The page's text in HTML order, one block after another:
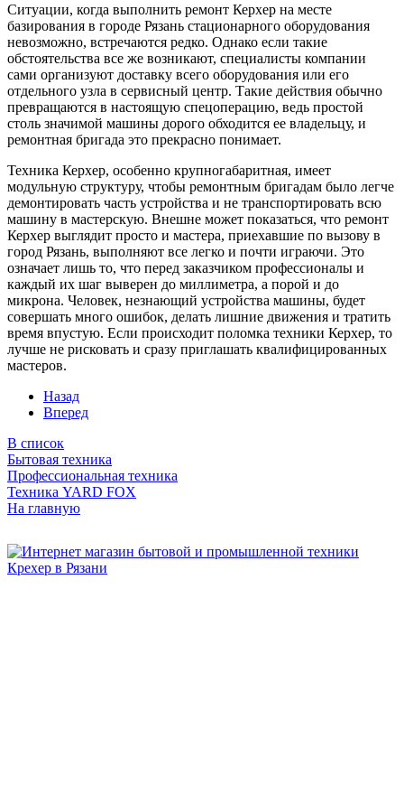
Ситуации, когда выполнить ремонт Керхер на месте
базирования в городе Рязань стационарного оборудования
невозможно, встречаются редко. Однако если такие
обстоятельства все же возникают, специалисты компании
сами организуют доставку всего оборудования или его
отдельного узла в сервисный центр. Такие действия обычно
превращаются в настоящую спецоперацию, ведь простой
столь значимой машины дорого обходится ее владельцу, и
ремонтная бригада это прекрасно понимает.
Техника Керхер, особенно крупногабаритная, имеет
модульную структуру, чтобы ремонтным бригадам было легче
демонтировать часть устройства и не транспортировать всю
машину в мастерскую. Внешне может показаться, что ремонт
Керхер выглядит просто и мастера, приехавшие по вызову в
город Рязань, выполняют все легко и почти играючи. Это
означает лишь то, что перед заказчиком профессионалы и
каждый их шаг выверен до миллиметра, а порой и до
микрона. Человек, незнающий устройства машины, будет
совершать много ошибок, делать лишние движения и тратить
время впустую. Если происходит поломка техники Керхер, то
лучше не рисковать и сразу приглашать квалифицированных
мастеров.
Назад
Вперед
В список
Бытовая техника
Профессиональная техника
Техника YARD FOX
На главную